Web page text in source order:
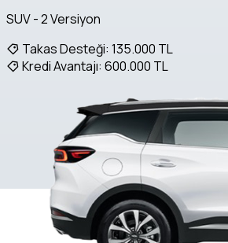
SUV - 2 Versiyon
Takas Desteği: 135.000 TL
Kredi Avantajı: 600.000 TL